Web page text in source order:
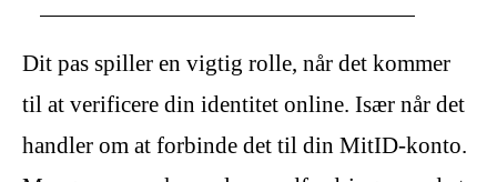
Dit pas spiller en vigtig rolle, når det kommer
til at verificere din identitet online. Især når det
handler om at forbinde det til din MitID-konto.